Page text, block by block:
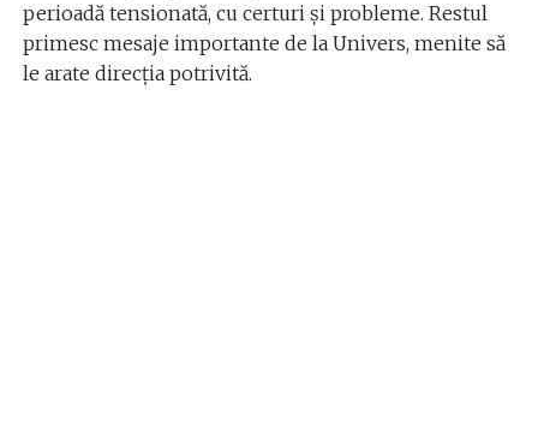
perioadă tensionată, cu certuri și probleme. Restul
primesc mesaje importante de la Univers, menite să
le arate direcția potrivită.